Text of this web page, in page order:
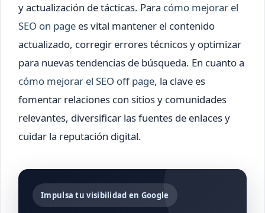
y actualización de tácticas. Para cómo mejorar el
SEO on page es vital mantener el contenido
actualizado, corregir errores técnicos y optimizar
para nuevas tendencias de búsqueda. En cuanto a
cómo mejorar el SEO off page, la clave es
fomentar relaciones con sitios y comunidades
relevantes, diversificar las fuentes de enlaces y
cuidar la reputación digital.
Impulsa tu visibilidad en Google